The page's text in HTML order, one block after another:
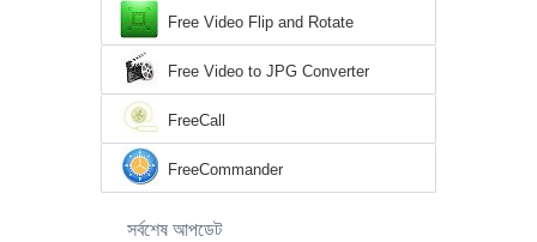
Free Video Flip and Rotate
Free Video to JPG Converter
FreeCall
FreeCommander
সর্বশেষ আপডেট